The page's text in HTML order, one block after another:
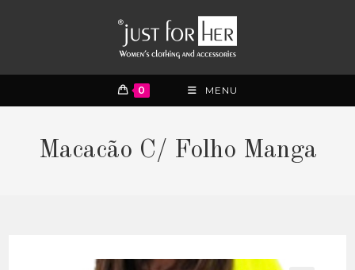
0 MENU
Macacão C/ Folho Manga